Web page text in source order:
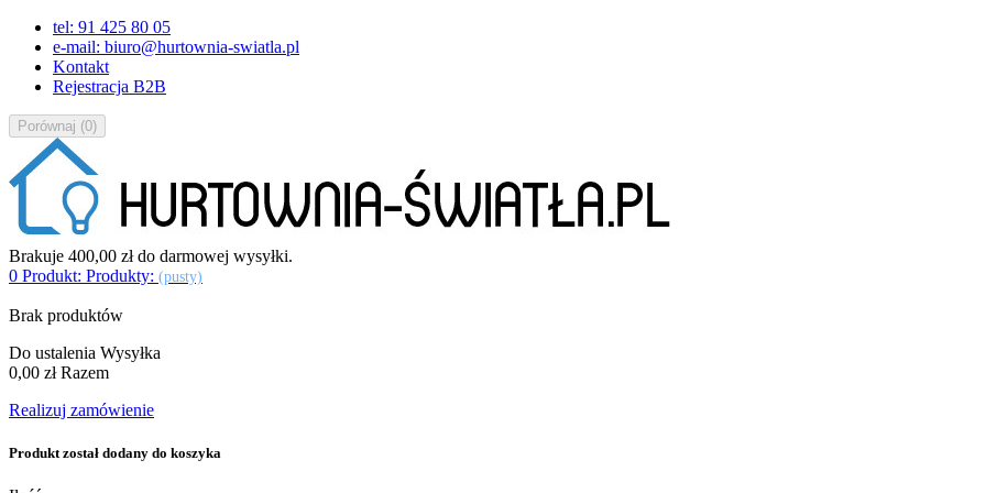
tel: 91 425 80 05
e-mail: biuro@hurtownia-swiatla.pl
Kontakt
Rejestracja B2B
Porównaj (0)
Brakuje 400,00 złdo darmowej wysyłki.
0 Produkt: Produkty: (pusty)
Brak produktów
Do ustalenia Wysyłka
0,00 zł Razem
Realizuj zamówienie
Produkt został dodany do koszyka